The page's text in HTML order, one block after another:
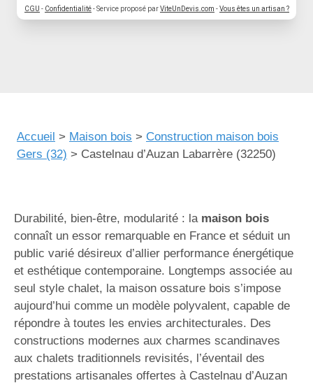
CGU - Confidentialité- Service proposé parViteUnDevis.com -Vous êtes un artisan ?
Accueil > Maison bois > Construction maison bois
Gers (32) > Castelnau d’Auzan Labarrère (32250)
Durabilité, bien-être, modularité : la maison bois
connaît un essor remarquable en France et séduit un
public varié désireux d’allier performance énergétique
et esthétique contemporaine. Longtemps associée au
seul style chalet, la maison ossature bois s’impose
aujourd’hui comme un modèle polyvalent, capable de
répondre à toutes les envies architecturales. Des
constructions modernes aux charmes scandinaves
aux chalets traditionnels revisités, l’éventail des
prestations artisanales offertes à Castelnau d’Auzan